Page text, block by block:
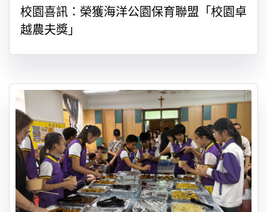
校園喜訊：榮獲海洋公園保育聯盟「校園卓
越農夫獎」